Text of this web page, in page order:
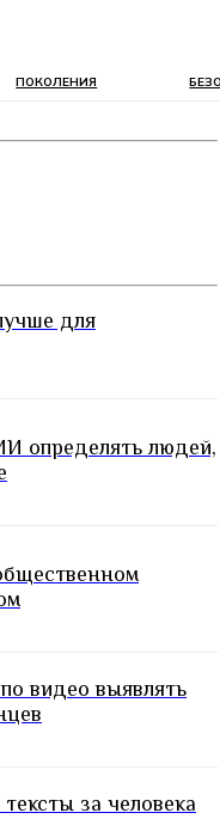
ПОКОЛЕНИЯ
для
определять людей,
видео выявлять
за человека